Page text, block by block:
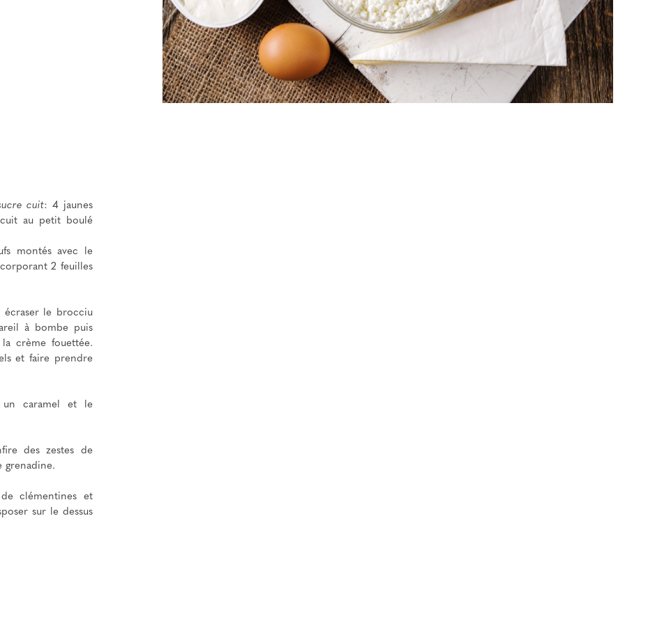
cuit: 4 jaunes
au petit boulé
montés avec le
2 feuilles
le brocciu
à bombe puis
crème fouettée.
et faire prendre
un caramel et le
des zestes de
grenadine.
clémentines et
sur le dessus